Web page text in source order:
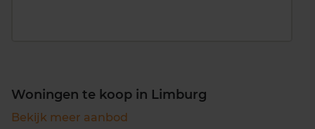
Woningen te koop in Limburg
Bekijk meer aanbod